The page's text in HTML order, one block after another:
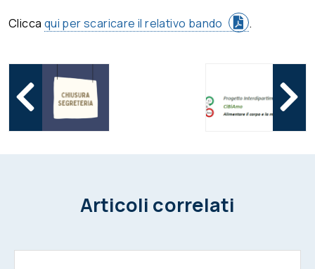
Clicca qui per scaricare il relativo bando .
Articoli correlati